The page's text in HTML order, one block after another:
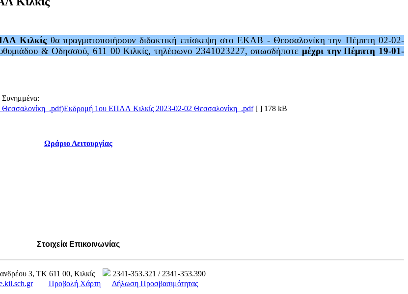
Κιλκίς θα πραγματοποιήσουν διδακτική επίσκεψη στο ΕΚΑΒ - Θεσσαλονίκη την Πέμπτη 02-02-
& Οδησσού, 611 00 Κιλκίς, τηλέφωνο 2341023227, οπωσδήποτε μέχρι την Πέμπτη 19-01-
Συνημμένα:
Εκδρομή 1ου ΕΠΑΛ Κιλκίς 2023-02-02 Θεσσαλονίκη_.pdf [ ] 178 kB
Ωράριο Λειτουργίας
Στοιχεία Επικοινωνίας
3, ΤΚ 611 00, Κιλκίς
2341-353.321 / 2341-353.390
Προβολή Χάρτη
Δήλωση Προσβασιμότητας